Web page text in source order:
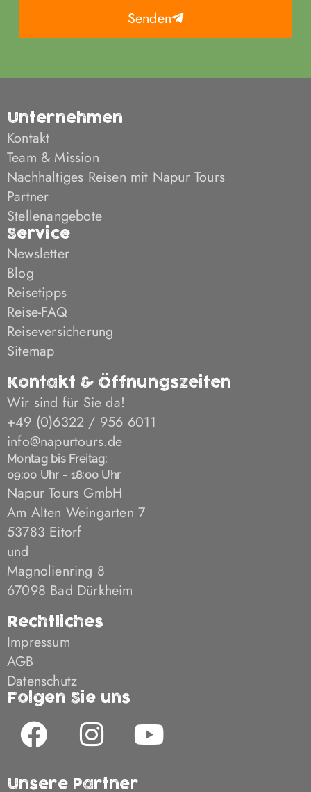
Senden
Unternehmen
Kontakt
Team & Mission
Nachhaltiges Reisen mit Napur Tours
Partner
Stellenangebote
Service
Newsletter
Blog
Reisetipps
Reise-FAQ
Reiseversicherung
Sitemap
Kontakt & Öffnungszeiten
Wir sind für Sie da!
+49 (0)6322 / 956 6011
info@napurtours.de
Montag bis Freitag:
09:00 Uhr - 18:00 Uhr
Napur Tours GmbH
Am Alten Weingarten 7
53783 Eitorf
und
Magnolienring 8
67098 Bad Dürkheim
Rechtliches
Impressum
AGB
Datenschutz
Folgen Sie uns
F
a
c
I
n
s
Y
o
Unsere Partner